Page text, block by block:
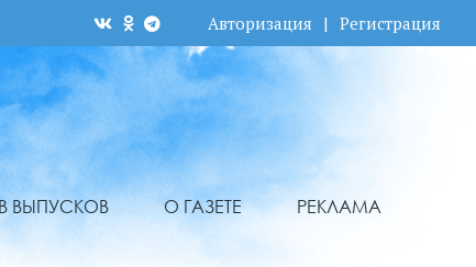
Авторизация | Регистрация
ВЫПУСКОВ О ГАЗЕТЕ РЕКЛАМА